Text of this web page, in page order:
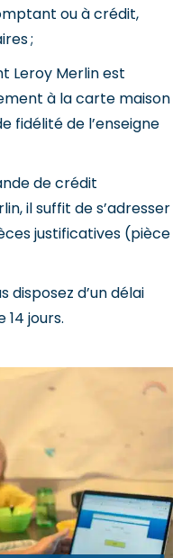
ou à crédit,
;
Leroy Merlin est
à la carte maison
fidélité de l’enseigne
de crédit
il suffit de s’adresser
justificatives (pièce
d’un délai
jours.